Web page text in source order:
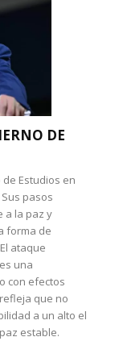
DE
Estudios en
pasos
a la paz y
forma de
ataque
una
con efectos
que no
a un alto el
estable.